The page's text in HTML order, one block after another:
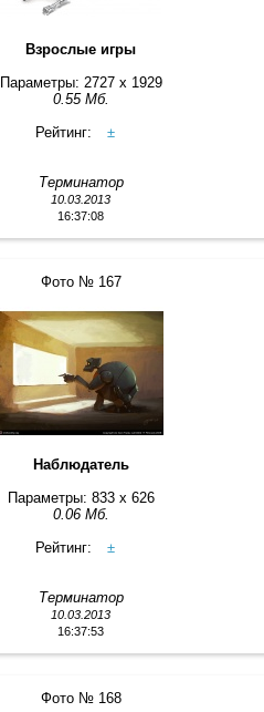
Взрослые игры
Параметры: 2727 x 1929
0.55 Мб.
Рейтинг:
±
Терминатор
10.03.2013
16:37:08
Фото № 167
Наблюдатель
Параметры: 833 x 626
0.06 Мб.
Рейтинг:
±
Терминатор
10.03.2013
16:37:53
Фото № 168